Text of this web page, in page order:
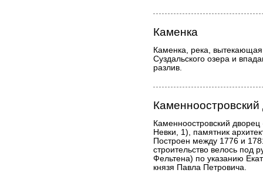
Каменка
Каменка, река,
Суздальского озера и
разлив.
Каменноостровский
Каменноостровский
Невки, 1), памятник
Построен между 1776 и
строительство велось под
Фельтена) по указанию
князя Павла Петровича.